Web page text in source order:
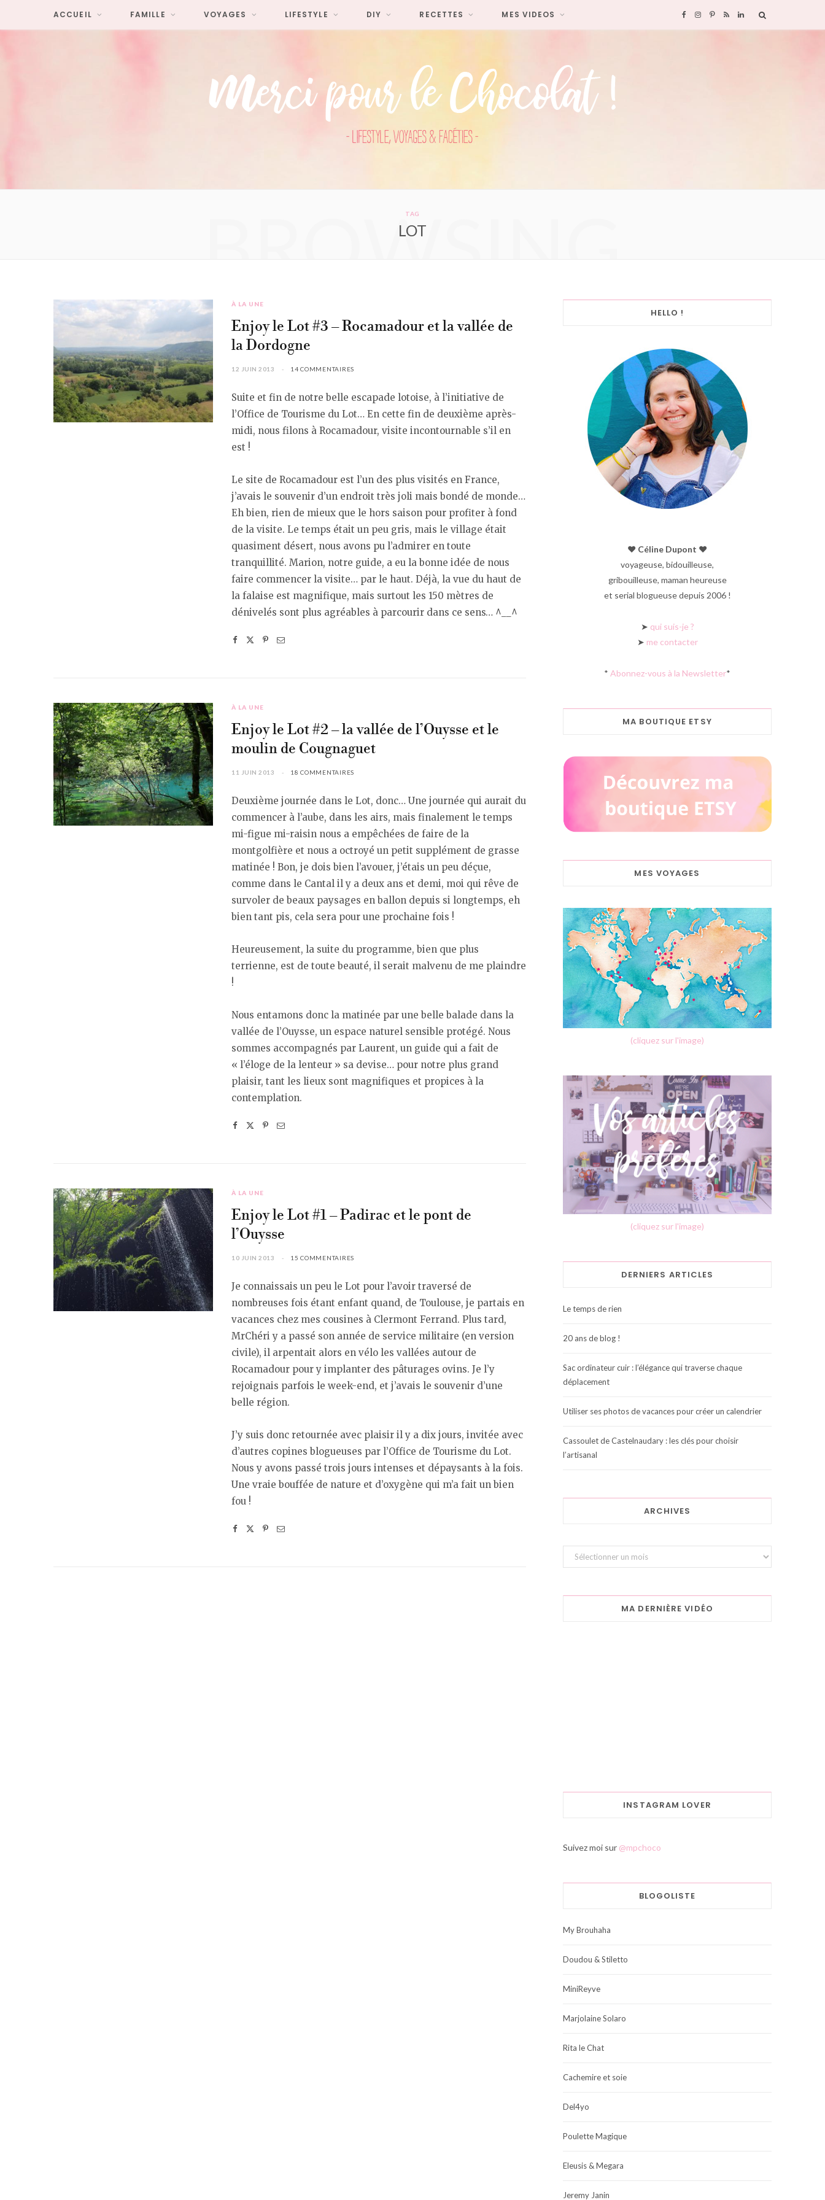
F I P
e
R L
I
ACCUEIL FAMILLE VOYAGES LIFESTYLE DIY RECETTES MES VIDEOS
TAG
LOT
BROWSING
À LA UNE
Enjoy le Lot #3 – Rocamadour et la vallée de
la Dordogne
12 JUIN 2013 14 COMMENTAIRES
Suite et fin de notre belle escapade lotoise, à l’initiative de
l’Office de Tourisme du Lot… En cette fin de deuxième après-
midi, nous filons à Rocamadour, visite incontournable s’il en
est !
Le site de Rocamadour est l’un des plus visités en France,
j’avais le souvenir d’un endroit très joli mais bondé de monde…
Eh bien, rien de mieux que le hors saison pour profiter à fond
de la visite. Le temps était un peu gris, mais le village était
quasiment désert, nous avons pu l’admirer en toute
tranquillité. Marion, notre guide, a eu la bonne idée de nous
faire commencer la visite… par le haut. Déjà, la vue du haut de
la falaise est magnifique, mais surtout les 150 mètres de
dénivelés sont plus agréables à parcourir dans ce sens… ^__^
À LA UNE
Enjoy le Lot #2 – la vallée de l’Ouysse et le
moulin de Cougnaguet
11 JUIN 2013 18 COMMENTAIRES
Deuxième journée dans le Lot, donc… Une journée qui aurait du
commencer à l’aube, dans les airs, mais finalement le temps
mi-figue mi-raisin nous a empêchées de faire de la
montgolfière et nous a octroyé un petit supplément de grasse
matinée ! Bon, je dois bien l’avouer, j’étais un peu déçue,
comme dans le Cantal il y a deux ans et demi, moi qui rêve de
survoler de beaux paysages en ballon depuis si longtemps, eh
bien tant pis, cela sera pour une prochaine fois !
Heureusement, la suite du programme, bien que plus
terrienne, est de toute beauté, il serait malvenu de me plaindre
!
Nous entamons donc la matinée par une belle balade dans la
vallée de l’Ouysse, un espace naturel sensible protégé. Nous
sommes accompagnés par Laurent, un guide qui a fait de
« l’éloge de la lenteur » sa devise… pour notre plus grand
plaisir, tant les lieux sont magnifiques et propices à la
contemplation.
À LA UNE
Enjoy le Lot #1 – Padirac et le pont de
l’Ouysse
10 JUIN 2013 15 COMMENTAIRES
Je connaissais un peu le Lot pour l’avoir traversé de
nombreuses fois étant enfant quand, de Toulouse, je partais en
vacances chez mes cousines à Clermont Ferrand. Plus tard,
MrChéri y a passé son année de service militaire (en version
civile), il arpentait alors en vélo les vallées autour de
Rocamadour pour y implanter des pâturages ovins. Je l’y
rejoignais parfois le week-end, et j’avais le souvenir d’une
belle région.
J’y suis donc retournée avec plaisir il y a dix jours, invitée avec
d’autres copines blogueuses par l’Office de Tourisme du Lot.
Nous y avons passé trois jours intenses et dépaysants à la fois.
Une vraie bouffée de nature et d’oxygène qui m’a fait un bien
fou !
HELLO !
♥︎ Céline Dupont ♥︎
voyageuse, bidouilleuse,
gribouilleuse, maman heureuse
et serial blogueuse depuis 2006 !
➤ qui suis-je ?
➤ me contacter
* Abonnez-vous à la Newsletter*
MA BOUTIQUE ETSY
MES VOYAGES
(cliquez sur l'image)
(cliquez sur l'image)
DERNIERS ARTICLES
Le temps de rien
20 ans de blog !
Sac ordinateur cuir : l’élégance qui traverse chaque
déplacement
Utiliser ses photos de vacances pour créer un calendrier
Cassoulet de Castelnaudary : les clés pour choisir
l’artisanal
ARCHIVES
Archives
MA DERNIÈRE VIDÉO
INSTAGRAM LOVER
Suivez moi sur @mpchoco
BLOGOLISTE
My Brouhaha
Doudou & Stiletto
MiniReyve
Marjolaine Solaro
Rita le Chat
Cachemire et soie
Del4yo
Poulette Magique
Eleusis & Megara
Jeremy Janin